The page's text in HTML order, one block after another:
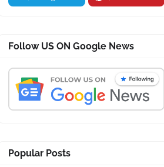
Follow US ON Google News
Popular Posts